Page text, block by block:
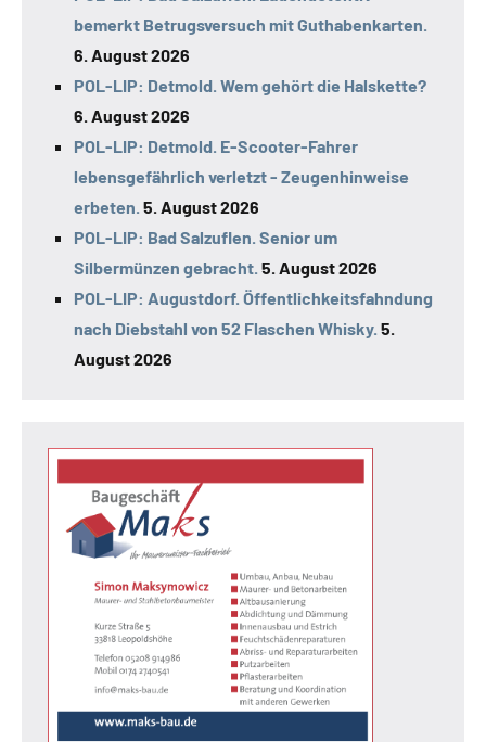
bemerkt Betrugsversuch mit Guthabenkarten.
6. August 2026
POL-LIP: Detmold. Wem gehört die Halskette?
6. August 2026
POL-LIP: Detmold. E-Scooter-Fahrer
lebensgefährlich verletzt - Zeugenhinweise
erbeten. 5. August 2026
POL-LIP: Bad Salzuflen. Senior um
Silbermünzen gebracht. 5. August 2026
POL-LIP: Augustdorf. Öffentlichkeitsfahndung
nach Diebstahl von 52 Flaschen Whisky. 5.
August 2026